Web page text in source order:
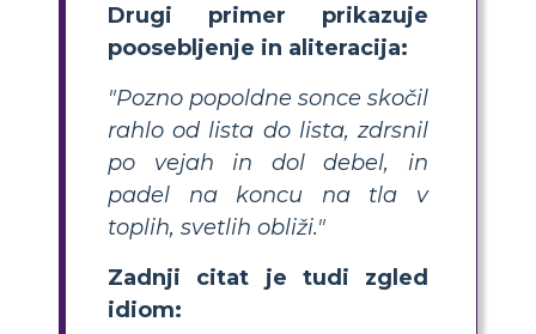
Drugi primer prikazuje
poosebljenje in aliteracija:
"Pozno popoldne sonce skočil
rahlo od lista do lista, zdrsnil
po vejah in dol debel, in
padel na koncu na tla v
toplih, svetlih obliži."
Zadnji citat je tudi zgled
idiom: